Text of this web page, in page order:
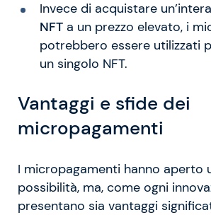
Invece di acquistare
NFTa un prezzo elevato, i
potrebbero essere utilizzati
un singolo NFT.
Vantaggi e sfide dei
micropagamenti
I micropagamenti hanno aperto
possibilità, ma, come ogni
presentano sia vantaggi